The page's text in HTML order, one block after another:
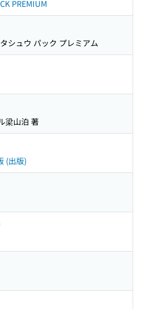
PREMIUM
シュウ パック プレミアム
梁山泊 著
(出版)